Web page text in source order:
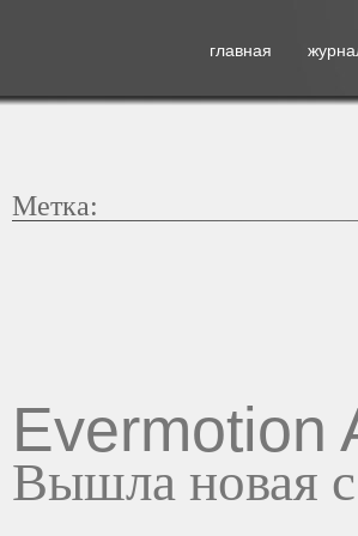
главная
Метка:
Evermotion
Вышла новая